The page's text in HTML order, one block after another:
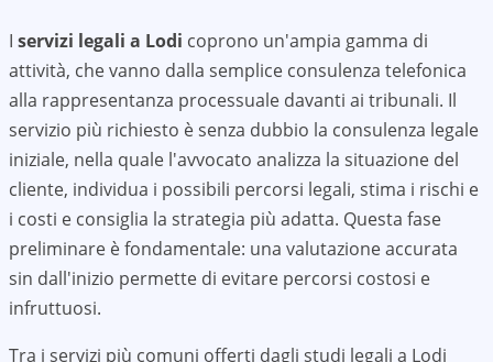
I servizi legali a Lodi coprono un'ampia gamma di
attività, che vanno dalla semplice consulenza telefonica
alla rappresentanza processuale davanti ai tribunali. Il
servizio più richiesto è senza dubbio la consulenza legale
iniziale, nella quale l'avvocato analizza la situazione del
cliente, individua i possibili percorsi legali, stima i rischi e
i costi e consiglia la strategia più adatta. Questa fase
preliminare è fondamentale: una valutazione accurata
sin dall'inizio permette di evitare percorsi costosi e
infruttuosi.
Tra i servizi più comuni offerti dagli studi legali a Lodi